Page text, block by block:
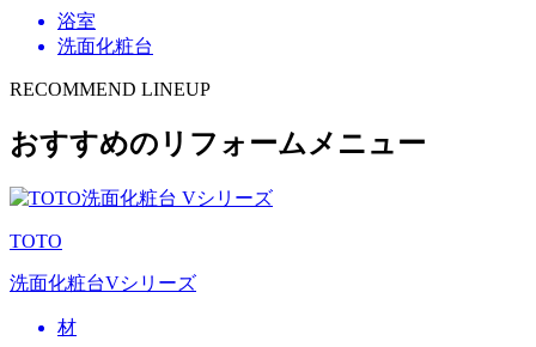
浴室
洗面化粧台
RECOMMEND LINEUP
おすすめのリフォームメニュー
TOTO
洗面化粧台Vシリーズ
材